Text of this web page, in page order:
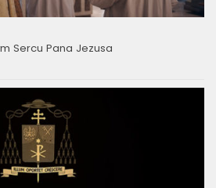
Sercu Pana Jezusa